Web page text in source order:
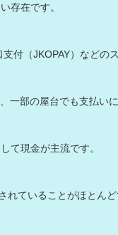
存在です。
付（JKOPAY）などの
一部の屋台でも支払いに
て現金が主流です。
ていることがほとんど